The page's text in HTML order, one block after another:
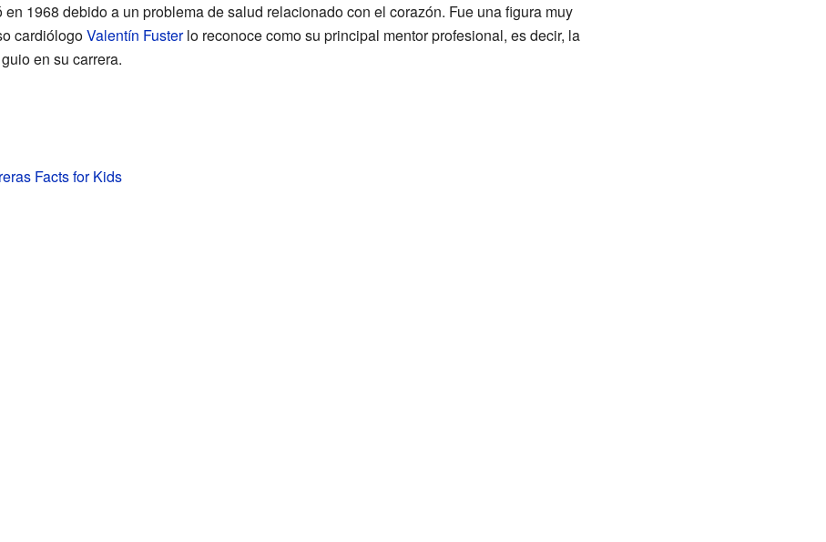
1968 debido a un problema de salud relacionado con el corazón. Fue una figura muy
cardiólogoValentín Fusterlo reconoce como su principal mentor profesional, es decir, la
en su carrera.
Facts for Kids